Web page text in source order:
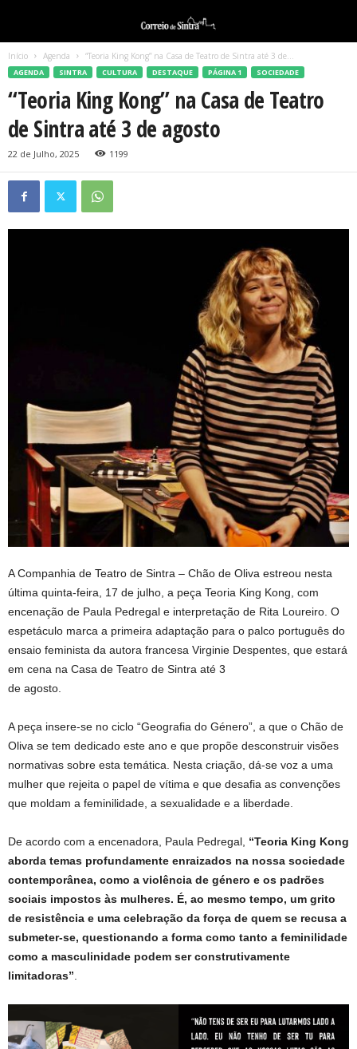
Início Agenda “Teoria King Kong” na Casa de Teatro de Sintra até 3 de...
AGENDA SINTRA CULTURA DESTAQUE PÁGINA 1 SOCIEDADE
“Teoria King Kong” na Casa de Teatro
de Sintra até 3 de agosto
22 de Julho, 2025 1199
A Companhia de Teatro de Sintra – Chão de Oliva estreou nesta
última quinta-feira, 17 de julho, a peça Teoria King Kong, com
encenação de Paula Pedregal e interpretação de Rita Loureiro. O
espetáculo marca a primeira adaptação para o palco português do
ensaio feminista da autora francesa Virginie Despentes, que estará
em cena na Casa de Teatro de Sintra até 3
de agosto.
A peça insere-se no ciclo “Geografia do Género”, a que o Chão de
Oliva se tem dedicado este ano e que propõe desconstruir visões
normativas sobre esta temática. Nesta criação, dá-se voz a uma
mulher que rejeita o papel de vítima e que desafia as convenções
que moldam a feminilidade, a sexualidade e a liberdade.
De acordo com a encenadora, Paula Pedregal, “Teoria King Kong
aborda temas profundamente enraizados na nossa sociedade
contemporânea, como a violência de género e os padrões
sociais impostos às mulheres. É, ao mesmo tempo, um grito
de resistência e uma celebração da força de quem se recusa a
submeter-se, questionando a forma como tanto a feminilidade
como a masculinidade podem ser construtivamente
limitadoras”